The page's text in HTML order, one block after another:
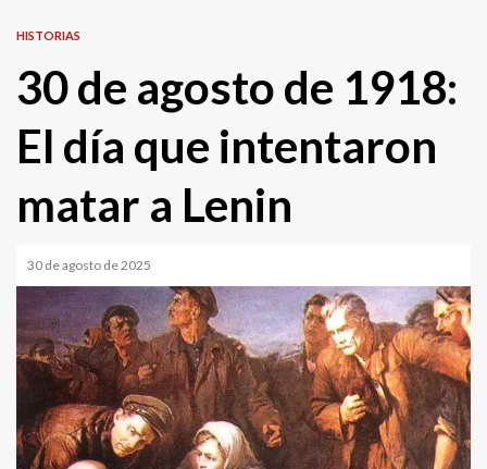
HISTORIAS
30 de agosto de 1918:
El día que intentaron
matar a Lenin
30 de agosto de 2025